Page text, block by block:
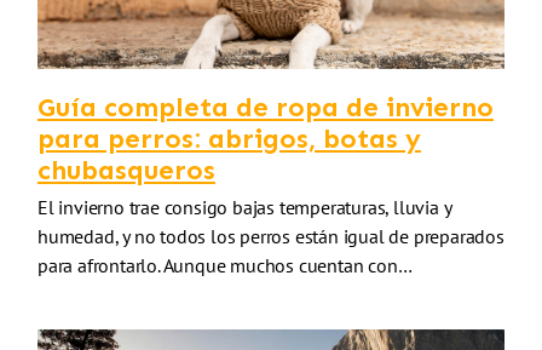
Guía completa de ropa de invierno
para perros: abrigos, botas y
chubasqueros
El invierno trae consigo bajas temperaturas, lluvia y
humedad, y no todos los perros están igual de preparados
para afrontarlo. Aunque muchos cuentan con…